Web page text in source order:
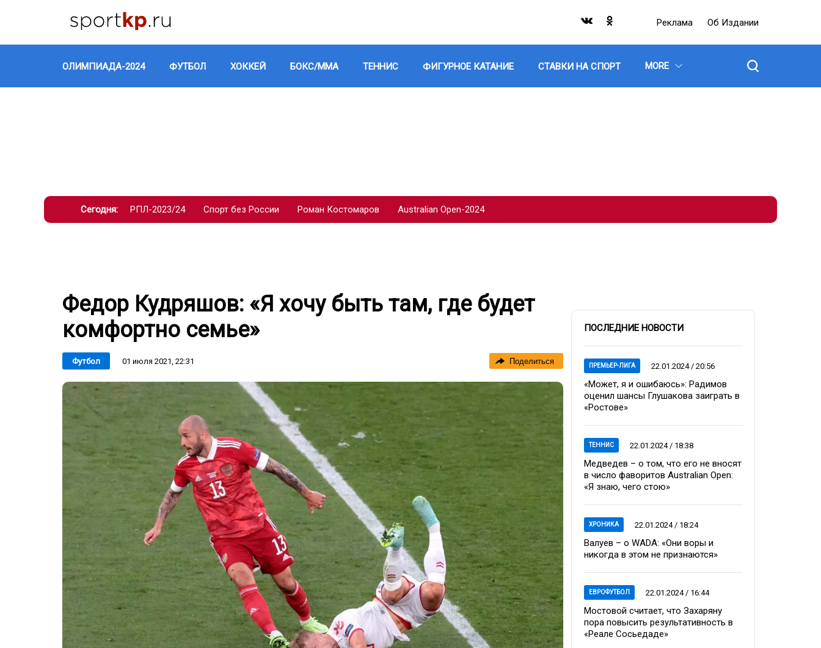
Реклама Об Издании
ОЛИМПИАДА-2024 ФУТБОЛ ХОККЕЙ БОКС/ММА ТЕННИС ФИГУРНОЕ КАТАНИЕ СТАВКИ НА СПОРТ MORE
Сегодня: РПЛ-2023/24 Спорт без России Роман Костомаров Australian Open-2024
Федор Кудряшов: «Я хочу быть там, где будет
комфортно семье»
Футбол 01 июля 2021, 22:31 Поделиться
ПОСЛЕДНИЕ НОВОСТИ
ПРЕМЬЕР-ЛИГА 22.01.2024 / 20:56
«Может, я и ошибаюсь»: Радимов
оценил шансы Глушакова заиграть в
«Ростове»
ТЕННИС 22.01.2024 / 18:38
Медведев – о том, что его не вносят
в число фаворитов Australian Open:
«Я знаю, чего стою»
ХРОНИКА 22.01.2024 / 18:24
Валуев – о WADA: «Они воры и
никогда в этом не признаются»
ЕВРОФУТБОЛ 22.01.2024 / 16:44
Мостовой считает, что Захаряну
пора повысить результативность в
«Реале Сосьедаде»